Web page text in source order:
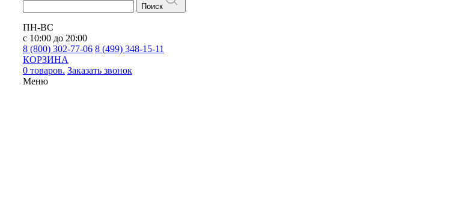
Поиск
ПН-ВС
с 10:00 до 20:00
8 (800) 302-77-06 8 (499) 348-15-11
КОРЗИНА
0 товаров. Заказать звонок
Меню